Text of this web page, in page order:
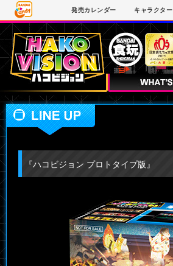
発売カレンダー キャラクター
『ハコビジョン プロトタイプ版』